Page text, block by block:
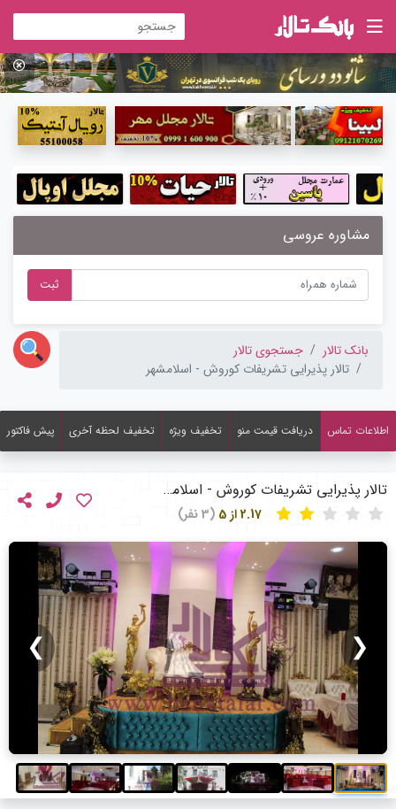
مشاوره عروسی
ثبت
بانک تالار
جستجوی تالار
تالار پذیرایی تشریفات کوروش - اسلامشهر
اطلاعات تماس دریافت قیمت منو تخفیف ویژه تخفیف لحظه آخری پیش فاکتور
تالار پذیرایی تشریفات کوروش - اسلامشهر
(3 نفر)
❮
❯